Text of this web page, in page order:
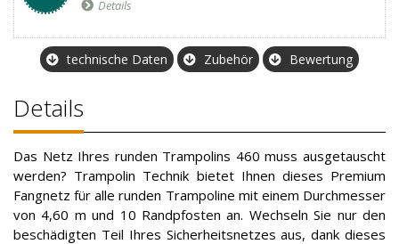
Details
technische Daten Zubehör Bewertung
Details
Das Netz Ihres runden Trampolins 460 muss ausgetauscht
werden? Trampolin Technik bietet Ihnen dieses Premium
Fangnetz für alle runden Trampoline mit einem Durchmesser
von 4,60 m und 10 Randpfosten an. Wechseln Sie nur den
beschädigten Teil Ihres Sicherheitsnetzes aus, dank dieses